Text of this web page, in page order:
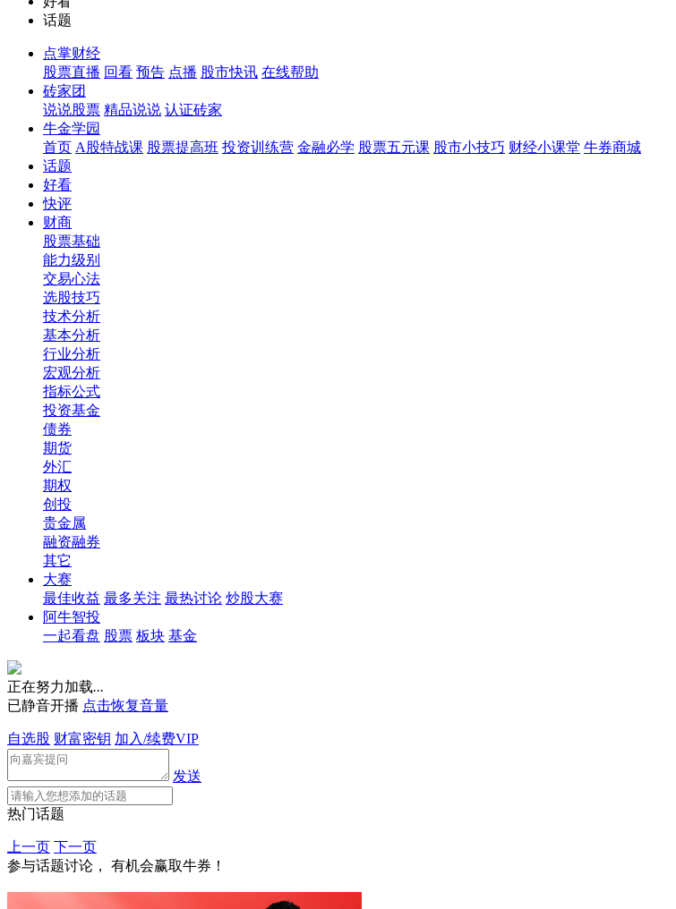
话题
点掌财经
股票直播 回看 预告 点播 股市快讯 在线帮助
砖家团
说说股票 精品说说 认证砖家
牛金学园
首页 A股特战课 股票提高班 投资训练营 金融必学 股票五元课 股市小技巧 财经小课堂 牛券商城
话题
好看
快评
财商
股票基础
能力级别
交易心法
选股技巧
技术分析
基本分析
行业分析
宏观分析
指标公式
投资基金
债券
期货
外汇
期权
创投
贵金属
融资融券
其它
大赛
最佳收益 最多关注 最热讨论 炒股大赛
阿牛智投
一起看盘 股票 板块 基金
正在努力加载...
已静音开播 点击恢复音量
自选股 财富密钥 加入/续费VIP
发送
热门话题
上一页 下一页
参与话题讨论， 有机会赢取牛券！